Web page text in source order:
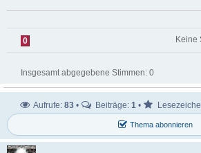
0 Keine
Insgesamt abgegebene Stimmen: 0
Thema abonnieren
Aufrufe: 83• Beiträge: 1 •